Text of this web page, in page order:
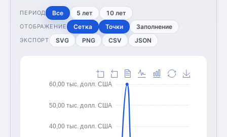
ПЕРИОД Все 5 лет 10 лет
ОТОБРАЖЕНИЕ Сетка Точки Заполнение
ЭКСПОРТ SVG PNG CSV JSON
40,00 тыс. долл. США
50,00 тыс. долл. США
60,00 тыс. долл. США